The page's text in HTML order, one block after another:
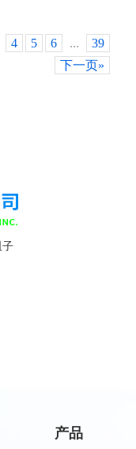
4 5 6 ...
39
下一页»
子
产品